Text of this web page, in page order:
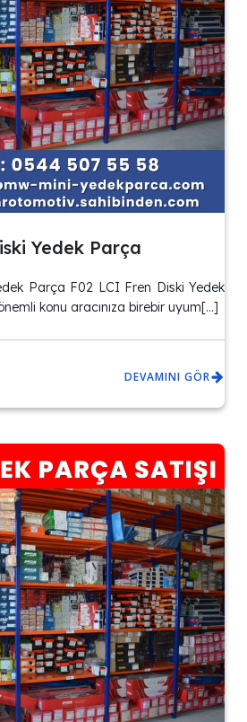
Yedek Parça
Parça F02 LCI Fren Diski Yedek
konu aracınıza birebir uyum[…]
DEVAMINI GÖR